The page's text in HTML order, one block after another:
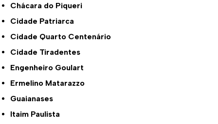
Chácara do Piqueri
Cidade Patriarca
Cidade Quarto Centenário
Cidade Tiradentes
Engenheiro Goulart
Ermelino Matarazzo
Guaianases
Itaim Paulista